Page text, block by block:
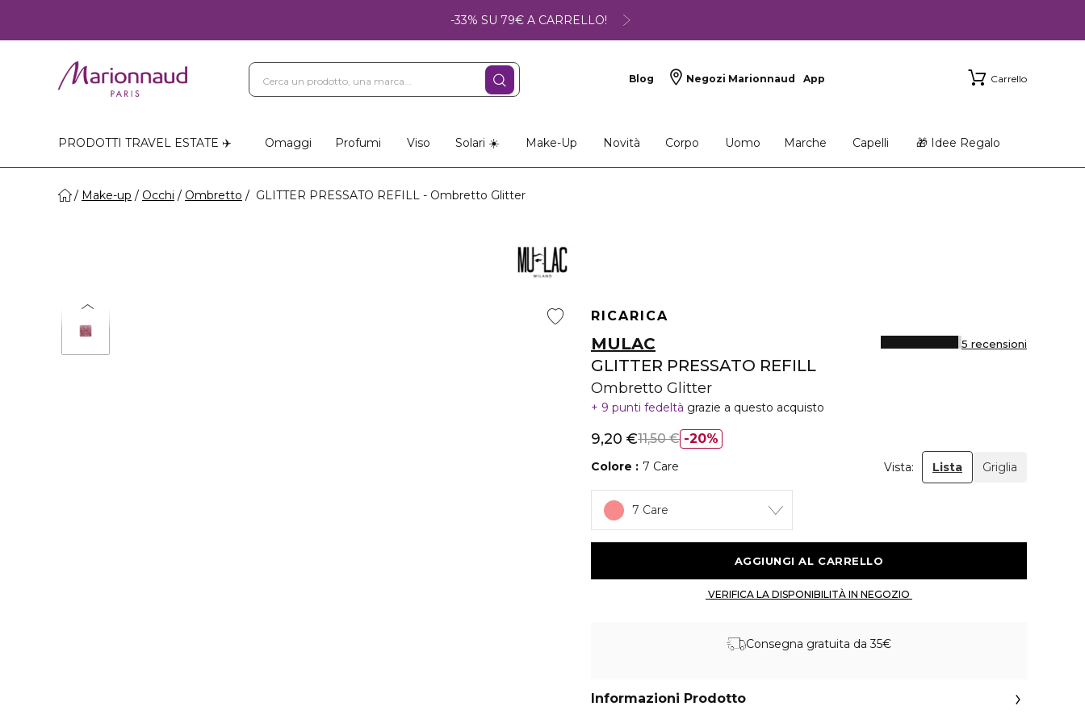
-33% SU 79€ A CARRELLO!
Blog Negozi Marionnaud App Carrello
PRODOTTI TRAVEL ESTATE ✈️ Omaggi Profumi Viso Solari ☀️ Make-Up Novità Corpo Uomo Marche Capelli 🎁 Idee Regalo
Make-up Occhi Ombretto GLITTER PRESSATO REFILL - Ombretto Glitter
RICARICA
MULAC
GLITTER PRESSATO REFILL
Ombretto Glitter
5 recensioni
9 punti fedeltà grazie a questo acquisto
20%
9,20 €11,50 €
Colore 7 Care Vista: Lista Griglia
7 Care
Consegna gratuita da 35€
Informazioni Prodotto